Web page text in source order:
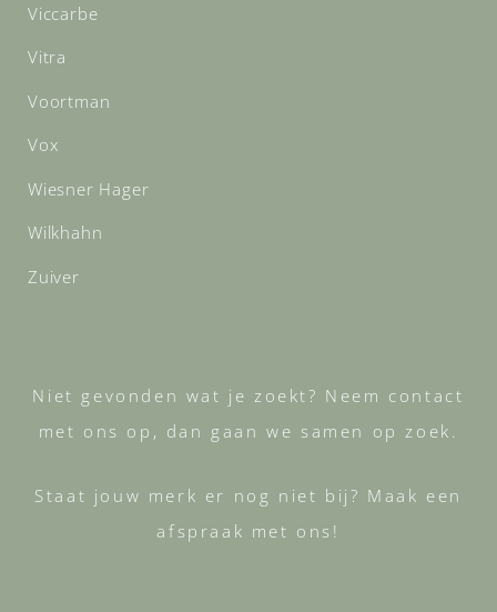
Viccarbe
Vitra
Voortman
Vox
Wiesner Hager
Wilkhahn
Zuiver
Niet gevonden wat je zoekt? Neem contact
met ons op, dan gaan we samen op zoek.
Staat jouw merk er nog niet bij? Maak een
afspraak met ons!